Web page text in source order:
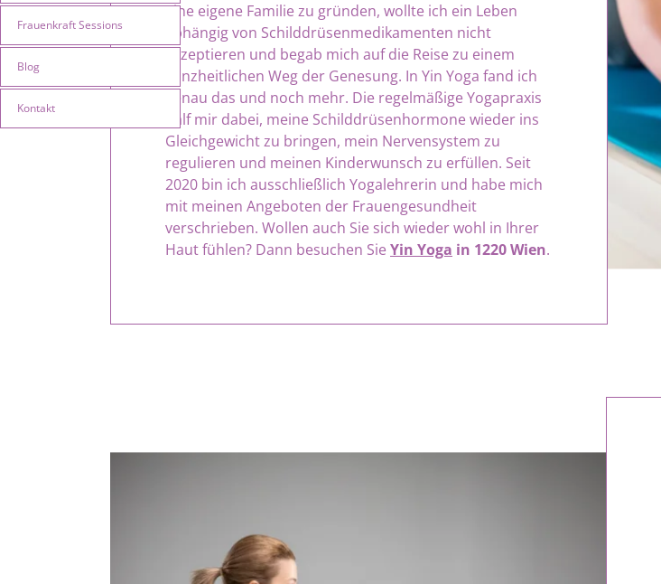
Frauenkraft Sessions
Blog
Kontakt
eine eigene Familie zu gründen, wollte ich ein Leben
abhängig von Schilddrüsenmedikamenten nicht
akzeptieren und begab mich auf die Reise zu einem
ganzheitlichen Weg der Genesung. In Yin Yoga fand ich
genau das und noch mehr. Die regelmäßige Yogapraxis
half mir dabei, meine Schilddrüsenhormone wieder ins
Gleichgewicht zu bringen, mein Nervensystem zu
regulieren und meinen Kinderwunsch zu erfüllen. Seit
2020 bin ich ausschließlich Yogalehrerin und habe mich
mit meinen Angeboten der Frauengesundheit
verschrieben. Wollen auch Sie sich wieder wohl in Ihrer
Haut fühlen? Dann besuchen SieYin Yoga in 1220 Wien.